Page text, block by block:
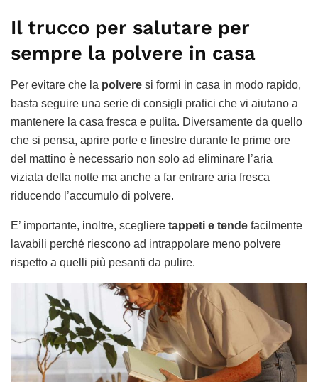
Il trucco per salutare per
sempre la polvere in casa
Per evitare che la polvere si formi in casa in modo rapido,
basta seguire una serie di consigli pratici che vi aiutano a
mantenere la casa fresca e pulita. Diversamente da quello
che si pensa, aprire porte e finestre durante le prime ore
del mattino è necessario non solo ad eliminare l’aria
viziata della notte ma anche a far entrare aria fresca
riducendo l’accumulo di polvere.
E’ importante, inoltre, scegliere tappeti e tende facilmente
lavabili perché riescono ad intrappolare meno polvere
rispetto a quelli più pesanti da pulire.